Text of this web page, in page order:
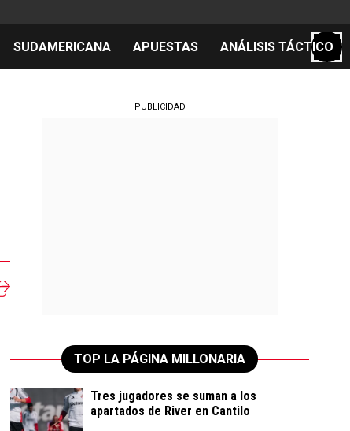
SUDAMERICANA APUESTAS ANÁLISIS TÁCTICO
PUBLICIDAD
TOP LA PÁGINA MILLONARIA
Tres jugadores se suman a los
apartados de River en Cantilo